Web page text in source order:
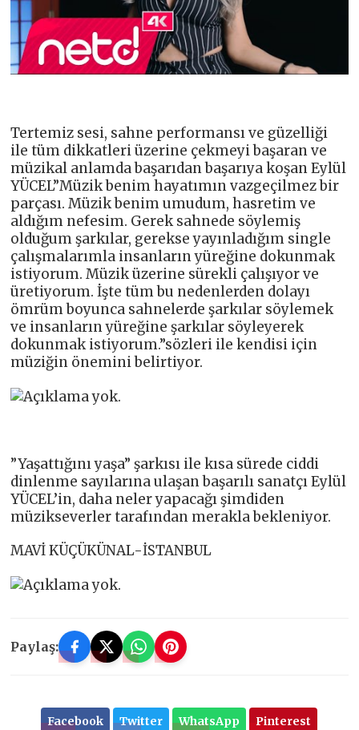
Tertemiz sesi, sahne performansı ve güzelliği
ile tüm dikkatleri üzerine çekmeyi başaran ve
müzikal anlamda başarıdan başarıya koşan Eylül
YÜCEL”Müzik benim hayatımın vazgeçilmez bir
parçası. Müzik benim umudum, hasretim ve
aldığım nefesim. Gerek sahnede söylemiş
olduğum şarkılar, gerekse yayınladığım single
çalışmalarımla insanların yüreğine dokunmak
istiyorum. Müzik üzerine sürekli çalışıyor ve
üretiyorum. İşte tüm bu nedenlerden dolayı
ömrüm boyunca sahnelerde şarkılar söylemek
ve insanların yüreğine şarkılar söyleyerek
dokunmak istiyorum.”sözleri ile kendisi için
müziğin önemini belirtiyor.
”Yaşattığını yaşa” şarkısı ile kısa sürede ciddi
dinlenme sayılarına ulaşan başarılı sanatçı Eylül
YÜCEL’in, daha neler yapacağı şimdiden
müzikseverler tarafından merakla bekleniyor.
MAVİ KÜÇÜKÜNAL-İSTANBUL
Paylaş:
Facebook Twitter WhatsApp Pinterest